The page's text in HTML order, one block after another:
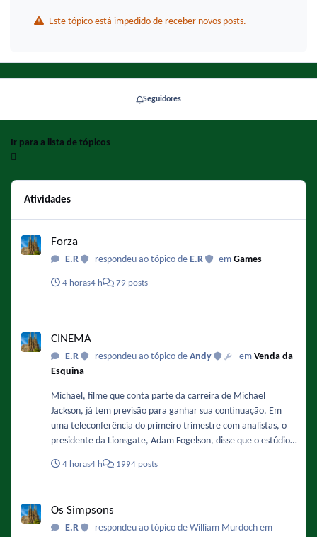
Este tópico está impedido de receber novos posts.
Seguidores
Ir para a lista de tópicos
Atividades
Forza
E.R respondeu ao tópico de E.R emGames
4 horas4 h 79 posts
CINEMA
E.R respondeu ao tópico de Andy emVenda da
Esquina
Michael, filme que conta parte da carreira de Michael
Jackson, já tem previsão para ganhar sua continuação. Em
uma teleconferência do primeiro trimestre com analistas, o
presidente da Lionsgate, Adam Fogelson, disse que o estúdio
início de 2027. Sobre a data ele comentou: "Acredito que o
https://www.omelete.com.br/filmes/michael-2-sequencia-da-
cinebiografia-de-michael-jackson-ganha-previsao-de-estreia-
4 horas4 h 1994 posts
Os Simpsons
E.R
respondeu ao tópico de William Murdoch em